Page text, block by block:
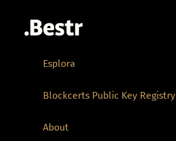
Esplora
Blockcerts Public Key Registry
About